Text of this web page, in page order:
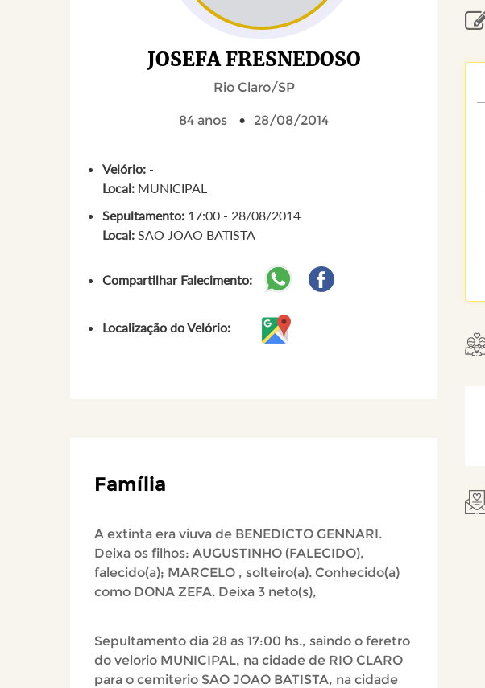
JOSEFA FRESNEDOSO
Rio Claro/SP
84 anos 28/08/2014
Velório: -
Local: MUNICIPAL
Sepultamento: 17:00 - 28/08/2014
Local: SAO JOAO BATISTA
Compartilhar Falecimento:
Localização do Velório:
Família
A extinta era viuva de BENEDICTO GENNARI.
Deixa os filhos: AUGUSTINHO (FALECIDO),
falecido(a); MARCELO , solteiro(a). Conhecido(a)
como DONA ZEFA. Deixa 3 neto(s),
Sepultamento dia 28 as 17:00 hs., saindo o feretro
do velorio MUNICIPAL, na cidade de RIO CLARO
para o cemiterio SAO JOAO BATISTA, na cidade